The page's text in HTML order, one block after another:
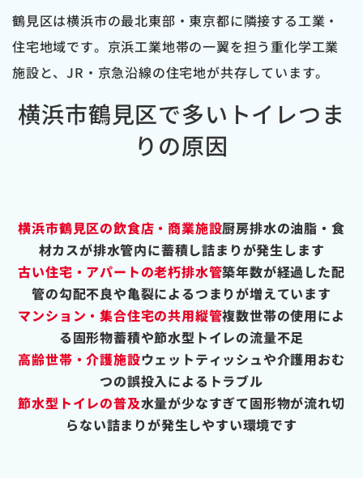
鶴見区は横浜市の最北東部・東京都に隣接する工業・
住宅地域です。京浜工業地帯の一翼を担う重化学工業
施設と、JR・京急沿線の住宅地が共存しています。
横浜市鶴見区で多いトイレつま
りの原因
横浜市鶴見区の飲食店・商業施設厨房排水の油脂・食
材カスが排水管内に蓄積し詰まりが発生します
古い住宅・アパートの老朽排水管築年数が経過した配
管の勾配不良や亀裂によるつまりが増えています
マンション・集合住宅の共用縦管複数世帯の使用によ
る固形物蓄積や節水型トイレの流量不足
高齢世帯・介護施設ウェットティッシュや介護用おむ
つの誤投入によるトラブル
節水型トイレの普及水量が少なすぎて固形物が流れ切
らない詰まりが発生しやすい環境です